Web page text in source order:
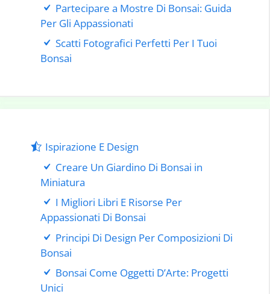
Partecipare a Mostre Di Bonsai: Guida
Per Gli Appassionati
Scatti Fotografici Perfetti Per I Tuoi
Bonsai
Ispirazione E Design
Creare Un Giardino Di Bonsai in
Miniatura
I Migliori Libri E Risorse Per
Appassionati Di Bonsai
Principi Di Design Per Composizioni Di
Bonsai
Bonsai Come Oggetti D’Arte: Progetti
Unici